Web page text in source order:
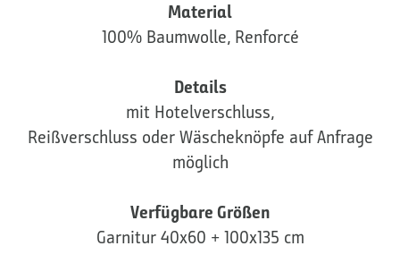
Material
100% Baumwolle, Renforcé
Details
mit Hotelverschluss,
Reißverschluss oder Wäscheknöpfe auf Anfrage
möglich
Verfügbare Größen
Garnitur 40x60 + 100x135 cm